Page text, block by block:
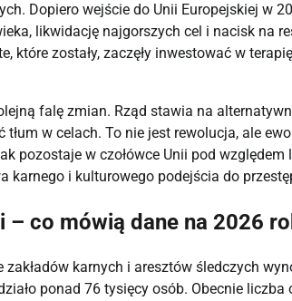
Dopiero wejście do Unii Europejskiej w
likwidację najgorszych cel i nacisk na
które zostały, zaczęły inwestować w
falę zmian. Rząd stawia na
w celach. To nie jest rewolucja, ale
pozostaje w czołówce Unii pod
karnego i kulturowego podejścia do
co mówią dane na 2026
karnych i aresztów śledczych
ponad 76 tysięcy osób. Obecnie